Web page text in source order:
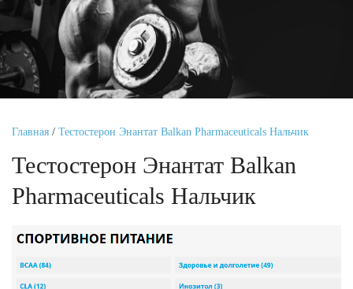
Главная / Тестостерон Энантат Balkan Pharmaceuticals Нальчик
Тестостерон Энантат Balkan
Pharmaceuticals Нальчик